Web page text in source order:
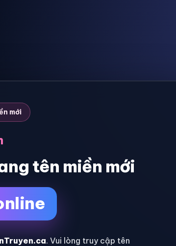
mới
tên miền mới
. Vui lòng truy cập tên